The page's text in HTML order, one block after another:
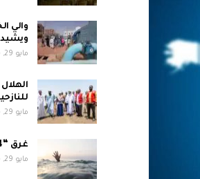
والي
مايو 29, 2026
مايو 29, 2026
غرق “4” شباب غرقا في جزيرة الرمل…
مايو 29, 2026